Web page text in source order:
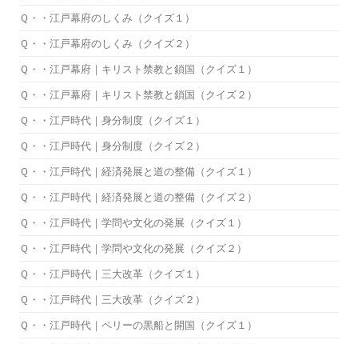
Ｑ・・江戸幕府のしくみ（クイズ１）
Ｑ・・江戸幕府のしくみ（クイズ２）
Ｑ・・江戸幕府｜キリスト禁教と鎖国（クイズ１）
Ｑ・・江戸幕府｜キリスト禁教と鎖国（クイズ２）
Ｑ・・江戸時代｜身分制度（クイズ１）
Ｑ・・江戸時代｜身分制度（クイズ２）
Ｑ・・江戸時代｜経済発展と道の整備（クイズ１）
Ｑ・・江戸時代｜経済発展と道の整備（クイズ２）
Ｑ・・江戸時代｜学問や文化の発展（クイズ１）
Ｑ・・江戸時代｜学問や文化の発展（クイズ２）
Ｑ・・江戸時代｜三大改革（クイズ１）
Ｑ・・江戸時代｜三大改革（クイズ２）
Ｑ・・江戸時代｜ペリーの黒船と開国（クイズ１）